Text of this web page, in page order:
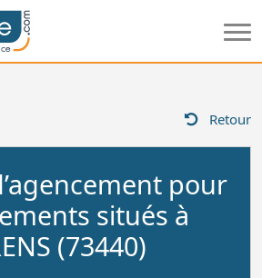
Retour
pour
situés à
(73440)